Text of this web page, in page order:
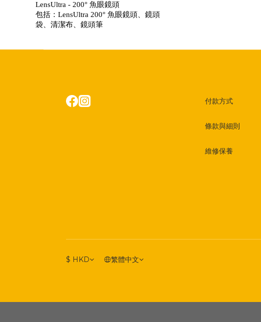
LensUltra - 200° 魚眼鏡頭
包括：LensUltra 200° 魚眼鏡頭、鏡頭
袋、清潔布、鏡頭筆
付款方式
條款與細則
維修保養
$ HKD 繁體中文